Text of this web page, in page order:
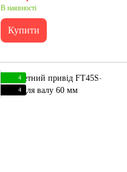
В наявності
Купити
4
4